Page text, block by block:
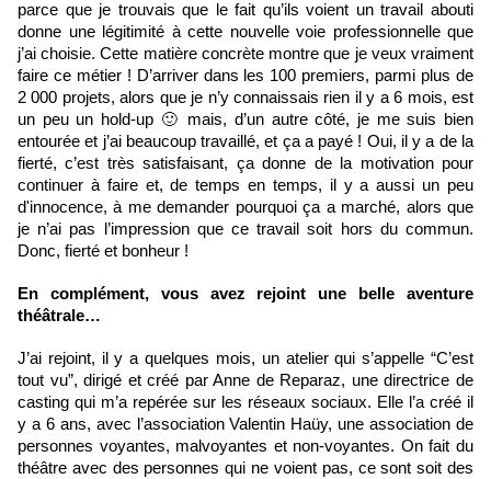
parce que je trouvais que le fait qu’ils voient un travail abouti
donne une légitimité à cette nouvelle voie professionnelle que
j’ai choisie. Cette matière concrète montre que je veux vraiment
faire ce métier ! D’arriver dans les 100 premiers, parmi plus de
2 000 projets, alors que je n’y connaissais rien il y a 6 mois, est
un peu un hold-up 🙂 mais, d’un autre côté, je me suis bien
entourée et j’ai beaucoup travaillé, et ça a payé ! Oui, il y a de la
fierté, c’est très satisfaisant, ça donne de la motivation pour
continuer à faire et, de temps en temps, il y a aussi un peu
d'innocence, à me demander pourquoi ça a marché, alors que
je n’ai pas l’impression que ce travail soit hors du commun.
Donc, fierté et bonheur !
En complément, vous avez rejoint une belle aventure
théâtrale…
J’ai rejoint, il y a quelques mois, un atelier qui s’appelle “C’est
tout vu”, dirigé et créé par Anne de Reparaz, une directrice de
casting qui m’a repérée sur les réseaux sociaux. Elle l’a créé il
y a 6 ans, avec l’association Valentin Haüy, une association de
personnes voyantes, malvoyantes et non-voyantes. On fait du
théâtre avec des personnes qui ne voient pas, ce sont soit des